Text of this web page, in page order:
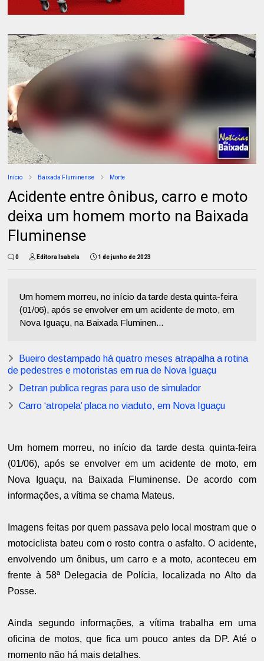
Início Baixada Fluminense Morte
Acidente entre ônibus, carro e moto
deixa um homem morto na Baixada
Fluminense
0 Editora Isabela 1 de junho de 2023
Um homem morreu, no início da tarde desta quinta-feira
(01/06), após se envolver em um acidente de moto, em
Nova Iguaçu, na Baixada Fluminen...
Bueiro destampado há quatro meses atrapalha a rotina
de pedestres e motoristas em rua de Nova Iguaçu
Detran publica regras para uso de simulador
Carro ‘atropela’ placa no viaduto, em Nova Iguaçu
Um homem morreu, no início da tarde desta quinta-feira
(01/06), após se envolver em um acidente de moto, em
Nova Iguaçu, na Baixada Fluminense. De acordo com
informações, a vítima se chama Mateus.
Imagens feitas por quem passava pelo local mostram que o
motociclista bateu com o rosto contra o asfalto. O acidente,
envolvendo um ônibus, um carro e a moto, aconteceu em
frente à 58ª Delegacia de Polícia, localizada no Alto da
Posse.
Ainda segundo informações, a vítima trabalha em uma
oficina de motos, que fica um pouco antes da DP. Até o
momento não há mais detalhes.